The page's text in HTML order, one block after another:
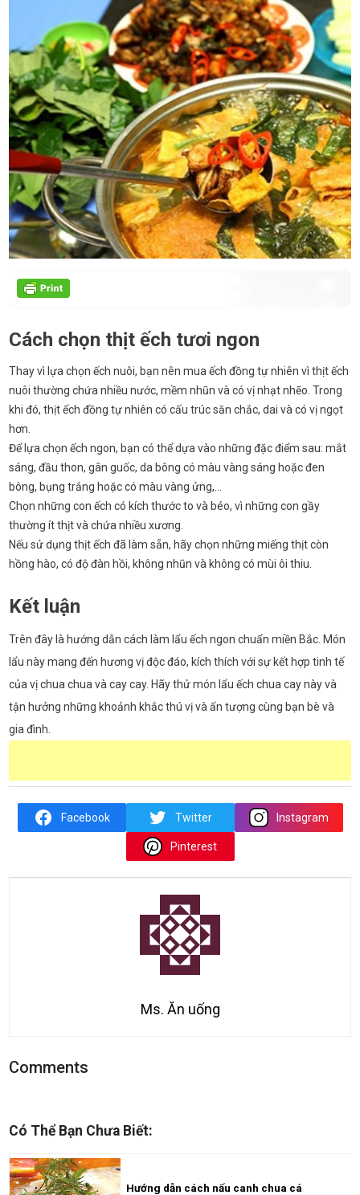
Cách chọn thịt ếch tươi ngon
Thay vì lựa chọn ếch nuôi, bạn nên mua ếch đồng tự nhiên vì thịt ếch
nuôi thường chứa nhiều nước, mềm nhũn và có vị nhạt nhẽo. Trong
khi đó, thịt ếch đồng tự nhiên có cấu trúc săn chắc, dai và có vị ngọt
hơn.
Để lựa chọn ếch ngon, bạn có thể dựa vào những đặc điểm sau: mắt
sáng, đầu thon, gân guốc, da bông có màu vàng sáng hoặc đen
bông, bụng trắng hoặc có màu vàng ửng,…
Chọn những con ếch có kích thước to và béo, vì những con gầy
thường ít thịt và chứa nhiều xương.
Nếu sử dụng thịt ếch đã làm sẵn, hãy chọn những miếng thịt còn
hồng hào, có độ đàn hồi, không nhũn và không có mùi ôi thiu.
Kết luận
Trên đây là hướng dẫn cách làm lẩu ếch ngon chuẩn miền Bắc. Món
lẩu này mang đến hương vị độc đáo, kích thích với sự kết hợp tinh tế
của vị chua chua và cay cay. Hãy thử món lẩu ếch chua cay này và
tận hưởng những khoảnh khắc thú vị và ấn tượng cùng bạn bè và
gia đình.
Facebook Twitter Instagram
Pinterest
Ms. Ăn uống
Comments
Có Thể Bạn Chưa Biết:
Hướng dẫn cách nấu canh chua cá